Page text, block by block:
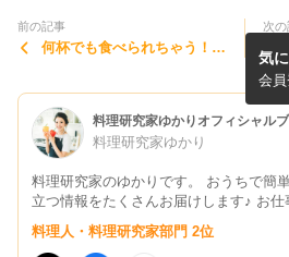
前の記事
何杯でも食べられちゃう！？
【簡単レシピ】
次
「
シ
生
フ
料理研究家ゆかり
料理研究家のゆかりです。 おうちで簡
立つ情報をたくさんお届けします♪ お仕
はこちら→yukari@tamakara.com
気
会
料理人・料理研究家部門 2位